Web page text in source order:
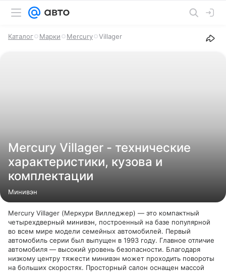
Каталог Марки Mercury Villager
Mercury Villager - технические
характеристики, кузова и
комплектации
Минивэн
Mercury Villager (Меркури Вилледжер) — это компактный
четырехдверный минивэн, построенный на базе популярной
во всем мире модели семейных автомобилей. Первый
автомобиль серии был выпущен в 1993 году. Главное отличие
автомобиля — высокий уровень безопасности. Благодаря
низкому центру тяжести минивэн может проходить повороты
на больших скоростях. Просторный салон оснащен массой